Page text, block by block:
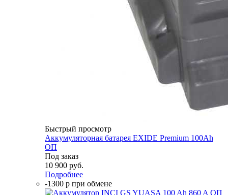
Быстрый просмотр
Аккумуляторная батарея EXIDE Premium 100Ah
ОП
Под заказ
10 900 руб.
Подробнее
-1300 р при обмене